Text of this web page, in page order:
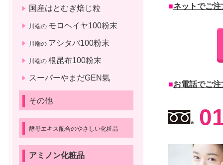
■ネットでご注
■お電話でご注
国産はとむぎ焙じ粒
川端の モロヘイヤ100粉末
川端の アシタバ100粉末
川端の 根昆布100粉末
スーパーやまだGEN氣
その他
酵母エキス配合のやさしい化粧品
アミノン化粧品